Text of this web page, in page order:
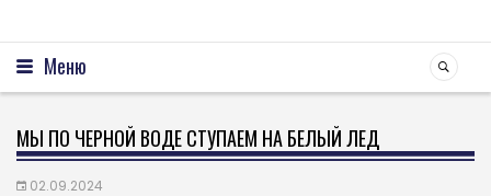
Меню
МЫ ПО ЧЕРНОЙ ВОДЕ СТУПАЕМ НА БЕЛЫЙ ЛЕД
02.09.2024